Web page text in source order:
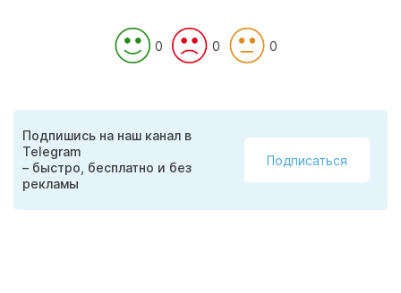
0 0 0
Подпишись на наш канал в
Telegram
– быстро, бесплатно и без
рекламы
Подписаться